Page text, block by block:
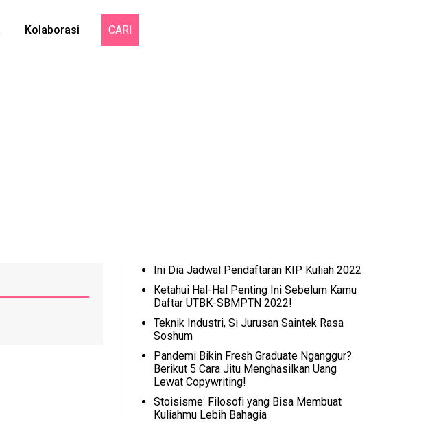
Kolaborasi CARI
Ini Dia Jadwal Pendaftaran KIP Kuliah 2022
Ketahui Hal-Hal Penting Ini Sebelum Kamu
Daftar UTBK-SBMPTN 2022!
Teknik Industri, Si Jurusan Saintek Rasa
Soshum
Pandemi Bikin Fresh Graduate Nganggur?
Berikut 5 Cara Jitu Menghasilkan Uang
Lewat Copywriting!
Stoisisme: Filosofi yang Bisa Membuat
Kuliahmu Lebih Bahagia